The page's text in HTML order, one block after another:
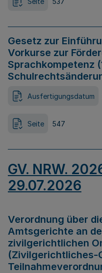
Gesetz zur
Vorkurse zur
Sprachkompetenz
Ausfertigungsdatum
Seite 547
GV. NRW.
29.07.2026
Verordnung über
Amtsgerichte an
zivilgerichtlichen
(Zivilgerichtliches-